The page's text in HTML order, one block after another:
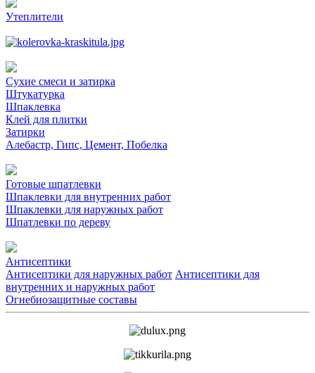
Утеплители
Сухие смеси и затирка
Штукатурка
Шпаклевка
Клей для плитки
Затирки
Алебастр, Гипс, Цемент, Побелка
Готовые шпатлевки
Шпаклевки для внутренних работ
Шпаклевки для наружных работ
Шпатлевки по дереву
Антисептики
Антисептики для наружных работ Антисептики для
внутренних и наружных работ
Огнебиозащитные составы